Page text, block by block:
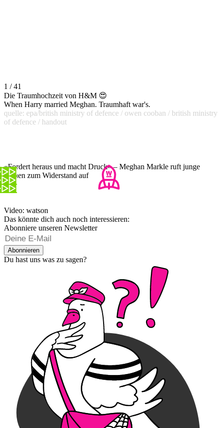
1 / 41
Die Traumhochzeit von H&M 😍
When Harry married Meghan. Traumhaft war's.
quelle: epa/british ministry of defence / owen cooban / british ministry
of defence / handout
«Fordert heraus und macht Druck» – Meghan Markle ruft junge
Frauen zum Widerstand auf
Video: watson
Das könnte dich auch noch interessieren:
Abonniere unseren Newsletter
Abonnieren
Du hast uns was zu sagen?